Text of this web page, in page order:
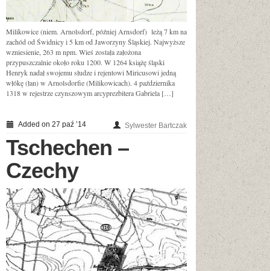
Milikowice (niem. Arnolsdorf, później Arnsdorf) leżą 7 km na
zachód od Świdnicy i 5 km od Jaworzyny Śląskiej. Najwyższe
wzniesienie, 263 m npm. Wieś została założona
przypuszczalnie około roku 1200. W 1264 książę śląski
Henryk nadał swojemu słudze i rejentowi Miricusowi jedną
włókę (łan) w Arnolsdorfie (Milikowicach). 4 października
1318 w rejestrze czynszowym arcyprezbitera Gabriela […]
Added on 27 paź ’14 Sylwester Bartczak
Tschechen –
Czechy